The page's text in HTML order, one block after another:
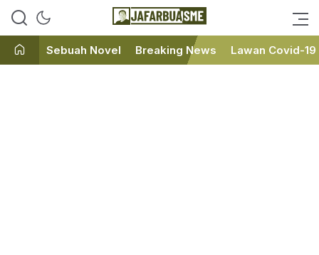
JafarBua
Ini bukan Media Online, Ini
Sebuah Novel Breaking News Lawan Covid-19